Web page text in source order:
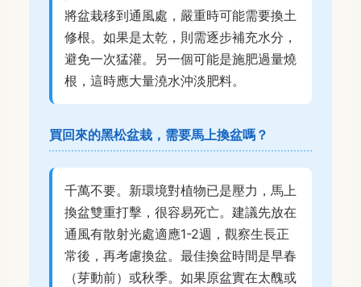
將盆栽移到通風處，嚴重時可能需要換土
修根。如果是太乾，則需逐步補充水分，
避免一次猛灌。另一個可能是施肥過量燒
根，這時應大量澆水沖淡肥料。
買回來的黑松盆栽，需要馬上換盆嗎？
千萬不要。新環境對植物已是壓力，馬上
換盆雙重打擊，很容易死亡。建議先放在
通風有散射光處適應1-2週，觀察生長正
常後，再考慮換盆。最佳換盆時間是早春
（芽動前）或秋季。如果原盆實在太醜或